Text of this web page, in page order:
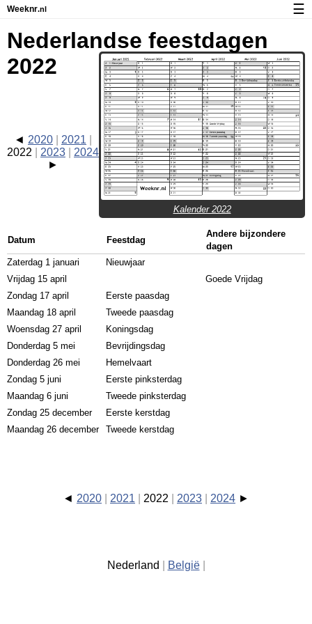
Weeknr.nl
Kalender met weeknummers en feestdagen
Over Weeknr.nl
☰
Nederlandse feestdagen
2022
Kalender 2022
2020
2021
2022
2023 2024
Datum Feestdag
Andere bijzondere
dagen
Zaterdag 1 januari
Nieuwjaar
Vrijdag 15 april
Goede Vrijdag
Zondag 17 april
Eerste paasdag
Maandag 18 april
Tweede paasdag
Woensdag 27 april
Koningsdag
Donderdag 5 mei
Bevrijdingsdag
Donderdag 26 mei
Hemelvaart
Zondag 5 juni
Eerste pinksterdag
Maandag 6 juni
Tweede pinksterdag
Zondag 25 december
Eerste kerstdag
Maandag 26 december
Tweede kerstdag
2020 2021 2022 2023 2024
Nederland België